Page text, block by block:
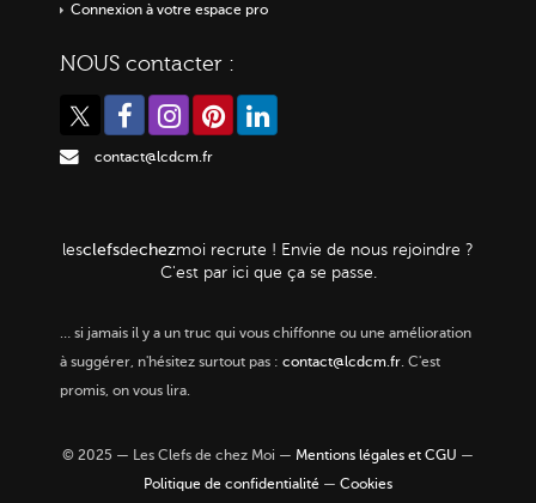
Connexion à votre espace pro
NOUS contacter :
contact@lcdcm.fr
lesclefsdechezmoi recrute ! Envie de nous rejoindre ?
C'est par ici que ça se passe.
… si jamais il y a un truc qui vous chiffonne ou une amélioration
à suggérer, n'hésitez surtout pas : contact@lcdcm.fr. C'est
promis, on vous lira.
© 2025 — Les Clefs de chez Moi — Mentions légales et CGU —
Politique de confidentialité — Cookies